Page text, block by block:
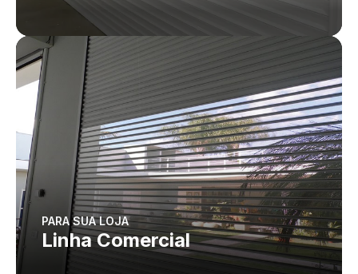
PARA SUA LOJA
Linha Comercial